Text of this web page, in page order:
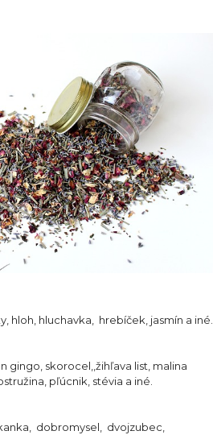
hloh, hluchavka, hrebíček, jasmín a iné.
gingo, skorocel,,žihľava list, malina
pľúcnik, stévia a iné.
dobromysel, dvojzubec,